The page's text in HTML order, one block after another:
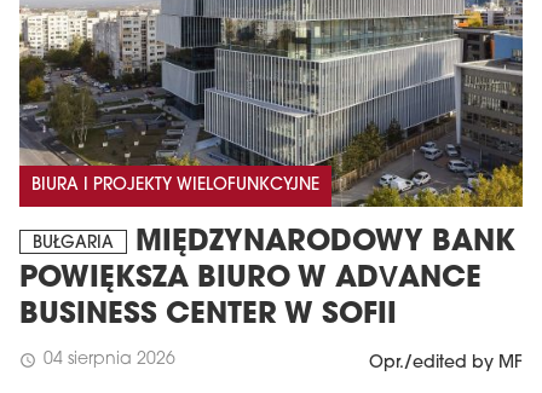
BIURA I PROJEKTY WIELOFUNKCYJNE
BUŁGARIA
MIĘDZYNARODOWY BANK
POWIĘKSZA BIURO W ADVANCE
BUSINESS CENTER W SOFII
schedule 04 sierpnia 2026 Opr./edited by MF